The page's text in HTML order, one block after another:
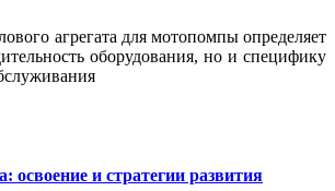
агрегата для мотопомпы определяет
оборудования, но и специфику
освоение и стратегии развития